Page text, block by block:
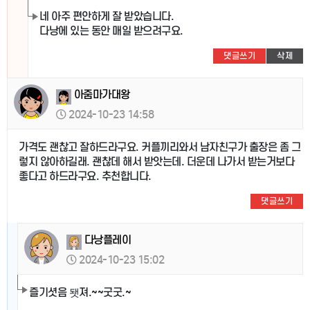
네 아주 편안하게 잘 받았습니다.
다낭에 있는 동안 매일 받으려구요.
댓글쓰기 삭제
아줌마가대왕
2024-10-23 14:58
가격도 괜찮고 잘하드라구요. 커플끼리와서 남자친구가 출장은 좀 그
렇지 않아하길래. 괜찮데 해서 받앗는데. 더운데 나가서 받는거보다
좋다고 하드라구요. 추천합니다.
댓글쓰기
다낭플레이
2024-10-23 15:02
즐기셧음 됏져.~~굿굿.~